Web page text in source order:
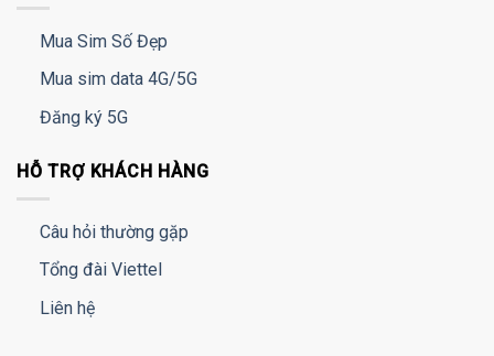
Mua Sim Số Đẹp
Mua sim data 4G/5G
Đăng ký 5G
HỖ TRỢ KHÁCH HÀNG
Câu hỏi thường gặp
Tổng đài Viettel
Liên hệ